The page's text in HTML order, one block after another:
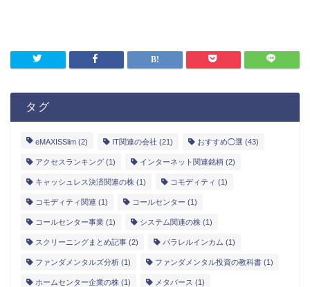
タグ
eMAXISSlim (2) IT関連の会社 (21) おすすめ◯選 (43)
アクセスランキング (1) インターネット関連銘柄 (2)
キャッシュレス決済関連の株 (1) コモディティ (1)
コモディティ関連 (1) コールセンター (1)
コールセンター事業 (1) システム関連の株 (1)
スクリーニングまとめ記事 (2) パラレルインカム (1)
ファンダメンタルズ分析 (1) ファンダメンタル投資の教科書 (1)
ホームセンター企業の株 (1) メタバース (1)